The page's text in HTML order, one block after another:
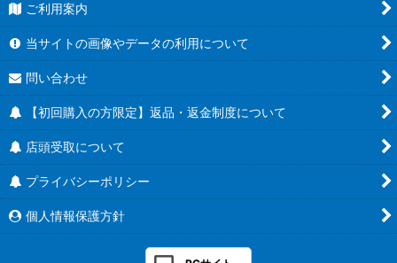
ご利用案内
当サイトの画像やデータの利用について
問い合わせ
【初回購入の方限定】返品・返金制度について
店頭受取について
プライバシーポリシー
個人情報保護方針